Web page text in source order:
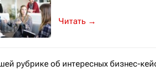
СТЭНФОРД – Каждая
→
рубрике об интересных бизнес-